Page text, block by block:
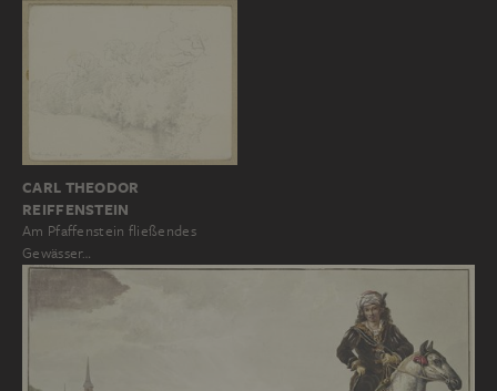
CARL THEODOR
REIFFENSTEIN
Am Pfaffenstein fließendes
Gewässer…